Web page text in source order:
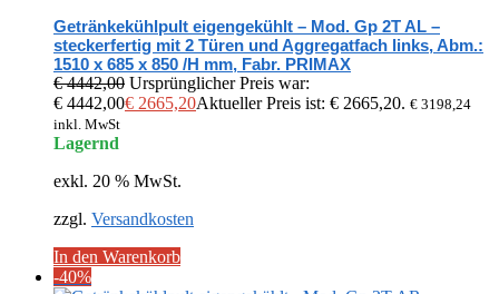
Getränkekühlpult eigengekühlt – Mod. Gp 2T AL –
steckerfertig mit 2 Türen und Aggregatfach links, Abm.:
1510 x 685 x 850 /H mm, Fabr. PRIMAX
€4442,00 Ursprünglicher Preis war:
€ 4442,00€ 2665,20Aktueller Preis ist: € 2665,20. € 3198,24
inkl. MwSt
Lagernd
exkl. 20 % MwSt.
zzgl. Versandkosten
In den Warenkorb
-40%